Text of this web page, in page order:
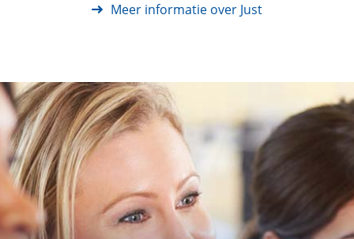
Meer informatie over Just